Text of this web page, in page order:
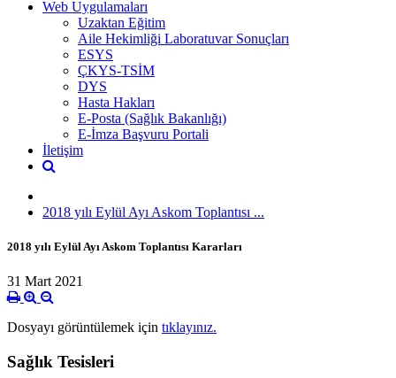
Web Uygulamaları
Uzaktan Eğitim
Aile Hekimliği Laboratuvar Sonuçları
ESYS
ÇKYS-TSİM
DYS
Hasta Hakları
E-Posta (Sağlık Bakanlığı)
E-İmza Başvuru Portali
İletişim
2018 yılı Eylül Ayı Askom Toplantısı ...
2018 yılı Eylül Ayı Askom Toplantısı Kararları
31 Mart 2021
Dosyayı görüntülemek için tıklayınız.
Sağlık Tesisleri